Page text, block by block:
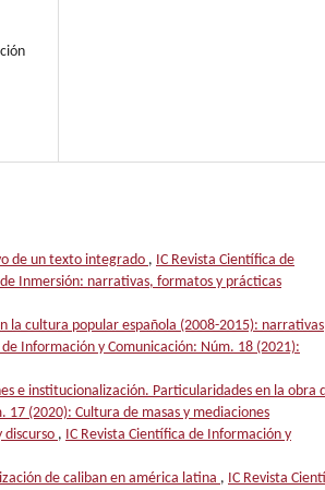
de un texto integrado , IC Revista Científica de
Inmersión: narrativas, formatos y prácticas
la cultura popular española (2008-2015): narrativas
de Información y Comunicación: Núm. 18 (2021):
e institucionalización. Particularidades en la obra
17 (2020): Cultura de masas y mediaciones
discurso , IC Revista Científica de Información y
de caliban en américa latina , IC Revista